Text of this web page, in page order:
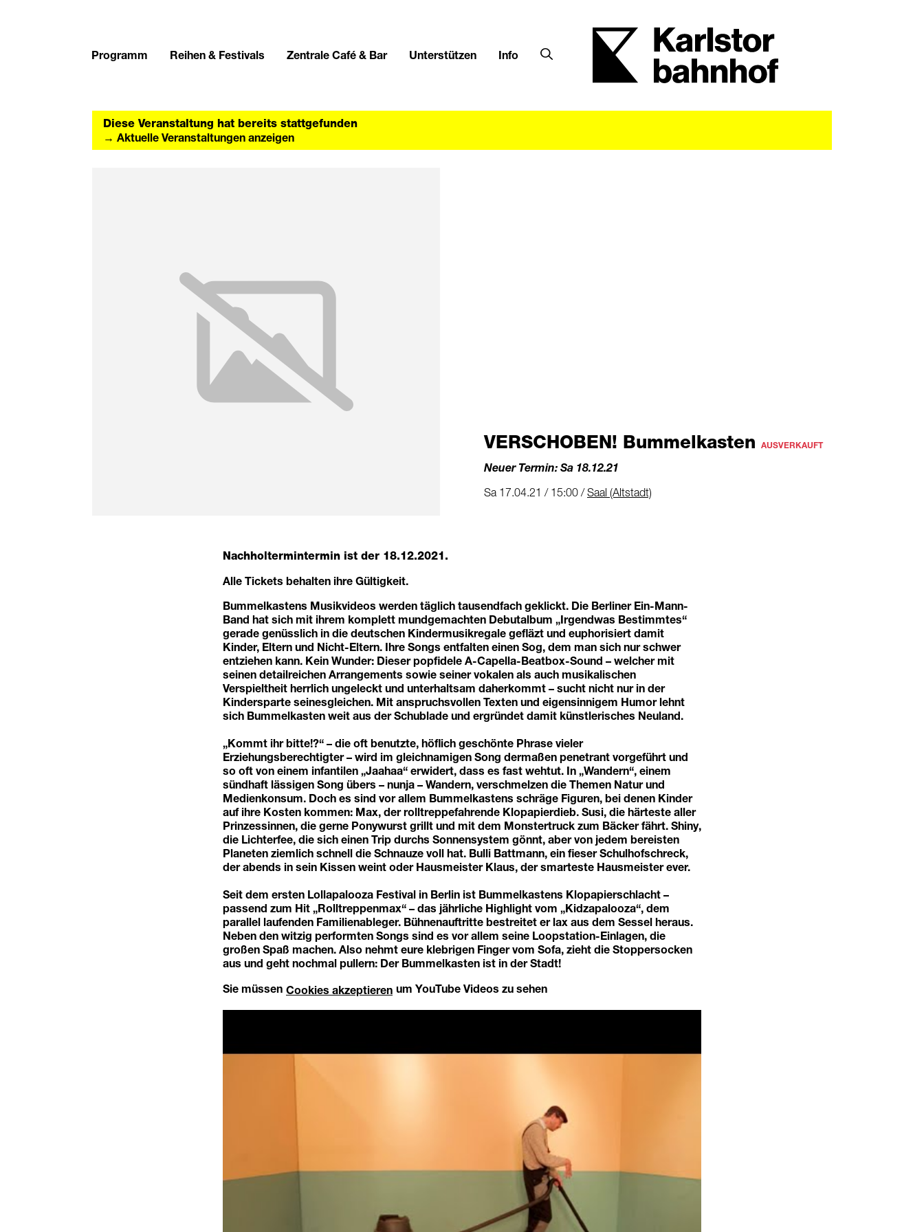
Programm Reihen & Festivals Zentrale Café & Bar Unterstützen Info
Diese Veranstaltung hat bereits stattgefunden
→ Aktuelle Veranstaltungen anzeigen
VERSCHOBEN! Bummelkasten AUSVERKAUFT
Neuer Termin: Sa 18.12.21
Sa 17.04.21 / 15:00 /Saal (Altstadt)
Nachholtermintermin ist der 18.12.2021.
Alle Tickets behalten ihre Gültigkeit.
Bummelkastens Musikvideos werden täglich tausendfach geklickt. Die Berliner Ein-Mann-
Band hat sich mit ihrem komplett mundgemachten Debutalbum „Irgendwas Bestimmtes“
gerade genüsslich in die deutschen Kindermusikregale gefläzt und euphorisiert damit
Kinder, Eltern und Nicht-Eltern. Ihre Songs entfalten einen Sog, dem man sich nur schwer
entziehen kann. Kein Wunder: Dieser popfidele A-Capella-Beatbox-Sound – welcher mit
seinen detailreichen Arrangements sowie seiner vokalen als auch musikalischen
Verspieltheit herrlich ungeleckt und unterhaltsam daherkommt – sucht nicht nur in der
Kindersparte seinesgleichen. Mit anspruchsvollen Texten und eigensinnigem Humor lehnt
sich Bummelkasten weit aus der Schublade und ergründet damit künstlerisches Neuland.
„Kommt ihr bitte!?“ – die oft benutzte, höflich geschönte Phrase vieler
Erziehungsberechtigter – wird im gleichnamigen Song dermaßen penetrant vorgeführt und
so oft von einem infantilen „Jaahaa“ erwidert, dass es fast wehtut. In „Wandern“, einem
sündhaft lässigen Song übers – nunja – Wandern, verschmelzen die Themen Natur und
Medienkonsum. Doch es sind vor allem Bummelkastens schräge Figuren, bei denen Kinder
auf ihre Kosten kommen: Max, der rolltreppefahrende Klopapierdieb. Susi, die härteste aller
Prinzessinnen, die gerne Ponywurst grillt und mit dem Monstertruck zum Bäcker fährt. Shiny,
die Lichterfee, die sich einen Trip durchs Sonnensystem gönnt, aber von jedem bereisten
Planeten ziemlich schnell die Schnauze voll hat. Bulli Battmann, ein fieser Schulhofschreck,
der abends in sein Kissen weint oder Hausmeister Klaus, der smarteste Hausmeister ever.
Seit dem ersten Lollapalooza Festival in Berlin ist Bummelkastens Klopapierschlacht –
passend zum Hit „Rolltreppenmax“ – das jährliche Highlight vom „Kidzapalooza“, dem
parallel laufenden Familienableger. Bühnenauftritte bestreitet er lax aus dem Sessel heraus.
Neben den witzig performten Songs sind es vor allem seine Loopstation-Einlagen, die
großen Spaß machen. Also nehmt eure klebrigen Finger vom Sofa, zieht die Stoppersocken
aus und geht nochmal pullern: Der Bummelkasten ist in der Stadt!
Sie müssen Cookies akzeptieren um YouTube Videos zu sehen